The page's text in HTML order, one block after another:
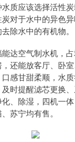
质应该选择活性
对于水中的异色
除水中的有机物。
达空气制水机，
还能放客厅、卧
感甘甜柔顺，水
时提醒滤芯更换、
、除湿，四机一
苏宁均有售。